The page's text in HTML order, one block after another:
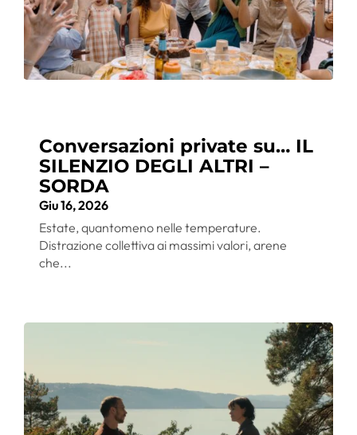
Conversazioni private su… IL
SILENZIO DEGLI ALTRI –
SORDA
Giu 16, 2026
Estate, quantomeno nelle temperature.
Distrazione collettiva ai massimi valori, arene
che...